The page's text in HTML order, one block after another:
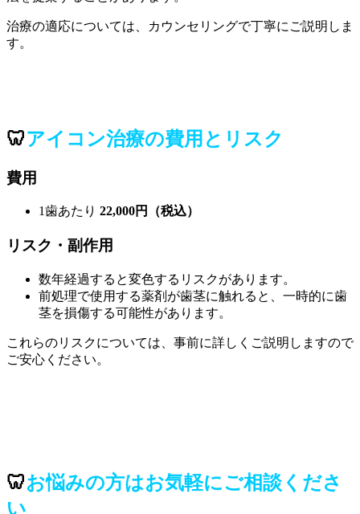
治療の適応については、カウンセリングで丁寧にご説明しま
す。
🦷アイコン治療の費用とリスク
費用
1歯あたり 22,000円（税込）
リスク・副作用
数年経過すると変色するリスクがあります。
前処理で使用する薬剤が歯茎に触れると、一時的に歯
茎を損傷する可能性があります。
これらのリスクについては、事前に詳しくご説明しますので
ご安心ください。
🦷お悩みの方はお気軽にご相談くださ
い